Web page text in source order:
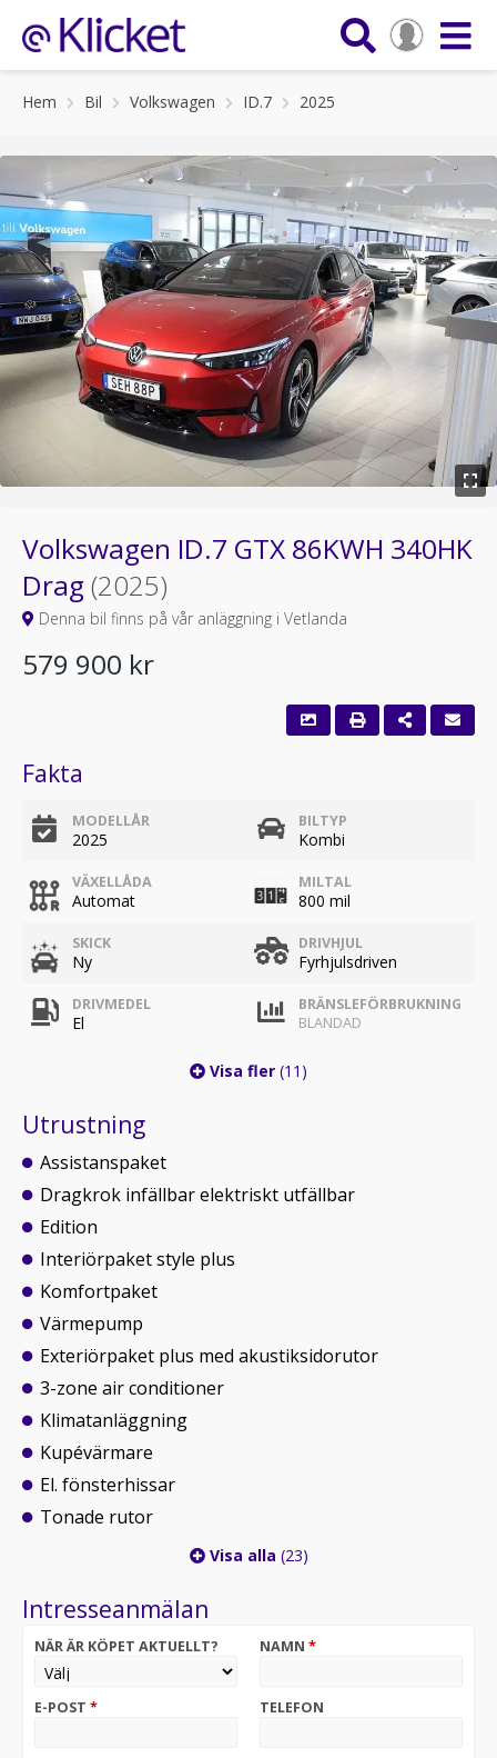
Hem Bil Volkswagen ID.7 2025
Volkswagen ID.7 GTX 86KWH 340HK
Drag (2025)
Denna bil finns på vår anläggning i Vetlanda
579 900 kr
Fakta
MODELLÅR
2025
BILTYP
Kombi
VÄXELLÅDA
Automat
MILTAL
800 mil
SKICK
Ny
DRIVHJUL
Fyrhjulsdriven
DRIVMEDEL
El
BRÄNSLEFÖRBRUKNING
BLANDAD
Visa fler (11)
Utrustning
Assistanspaket
Dragkrok infällbar elektriskt utfällbar
Edition
Interiörpaket style plus
Komfortpaket
Värmepump
Exteriörpaket plus med akustiksidorutor
3-zone air conditioner
Klimatanläggning
Kupévärmare
El. fönsterhissar
Tonade rutor
Visa alla (23)
Intresseanmälan
NÄR ÄR KÖPET AKTUELLT? NAMN *
E-POST * TELEFON